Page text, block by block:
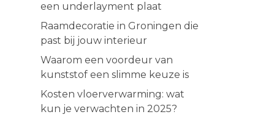
een underlayment plaat
Raamdecoratie in Groningen die
past bij jouw interieur
Waarom een voordeur van
kunststof een slimme keuze is
Kosten vloerverwarming: wat
kun je verwachten in 2025?